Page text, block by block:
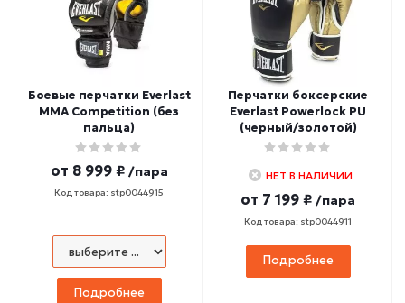
Боевые перчатки Everlast
MMA Competition (без
пальца)
от 8 999 ₽ /пара
Код товара: stp0044915
Подробнее
Перчатки боксерские
Everlast Powerlock PU
(черный/золотой)
НЕТ В НАЛИЧИИ
от 7 199 ₽ /пара
Код товара: stp0044911
Подробнее